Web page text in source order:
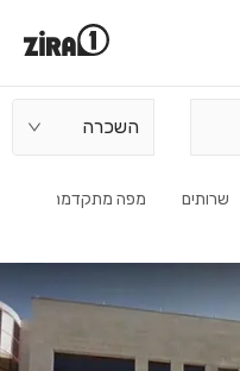
השכרה
שרותים מפה מתקדמת